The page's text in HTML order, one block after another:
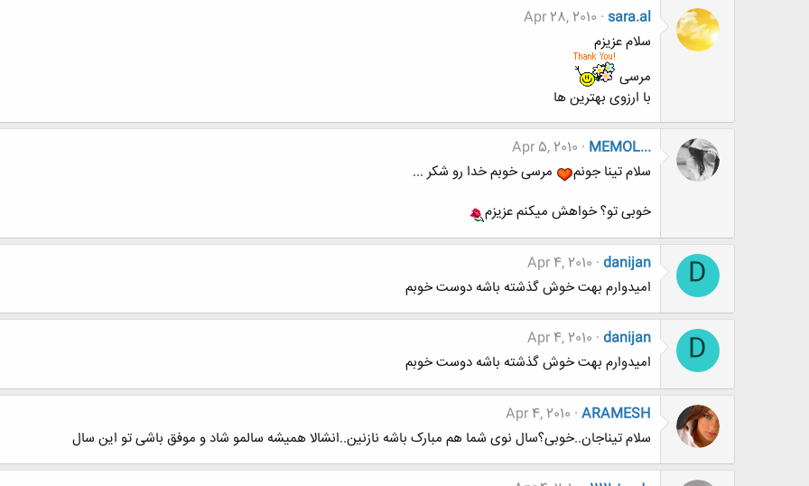
sara.al
Apr 28, 2010
سلام عزیزم
مرسی
با ارزوی بهترین ها
MEMOL...
Apr 5, 2010
سلام تینا جونم
مرسی خوبم خدا رو شکر ...
خوبی تو؟ خواهش میکنم عزیزم
D
danijan
Apr 4, 2010
امیدوارم بهت خوش گذشته باشه دوست خوبم
D
danijan
Apr 4, 2010
امیدوارم بهت خوش گذشته باشه دوست خوبم
ARAMESH
Apr 4, 2010
سلام تیناجان..خوبی؟سال نوی شما هم مبارک باشه نازنین..انشالا همیشه سالمو شاد و موفق باشی تو این سال